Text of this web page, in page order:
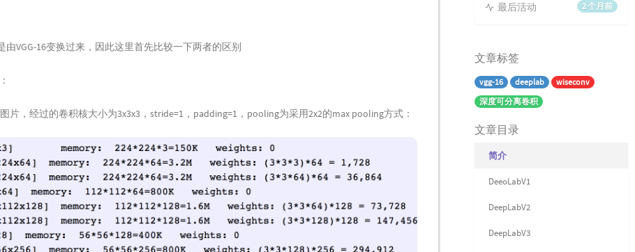
由VGG-16变换过来，因此这里首先比较一下两者的区别
图片，经过的卷积核大小为3x3x3，stride=1，padding=1，pooling为采用2x2的max pooling方式：
2 个月前
最后活动
文章标签
vgg-16 deeplab
wiseconv
深度可分离卷积
文章目录
简介
DeeoLabV1
DeepLabV2
DeepLabV3